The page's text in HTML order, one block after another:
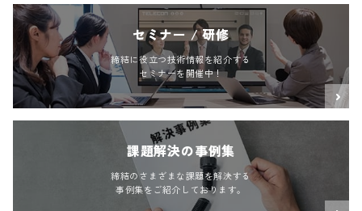
セミナー / 研修
締結に役立つ技術情報を紹介する
セミナーを開催中！
課題解決の事例集
締結のさまざまな課題を解決する
事例集をご紹介しております。